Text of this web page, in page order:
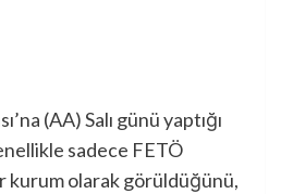
(AA) Salı günü yaptığı
sadece FETÖ
kurum olarak görüldüğünü,